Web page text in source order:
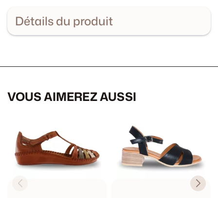
Détails du produit
VOUS AIMEREZ AUSSI